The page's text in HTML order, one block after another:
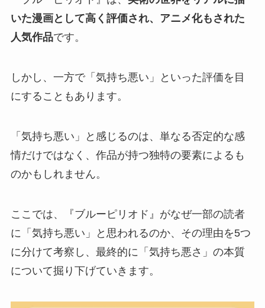
いた漫画として高く評価され、アニメ化もされた
人気作品です。
しかし、一方で「気持ち悪い」といった評価を目
にすることもあります。
「気持ち悪い」と感じるのは、単なる否定的な感
情だけではなく、作品が持つ独特の要素によるも
のかもしれません。
ここでは、
『ブルーピリオド』がなぜ一部の読者
に「気持ち悪い」と思われるのか、その理由を5つ
に分けて考察 し、最終的に 「気持ち悪さ」の本質
について掘り下げていきます。